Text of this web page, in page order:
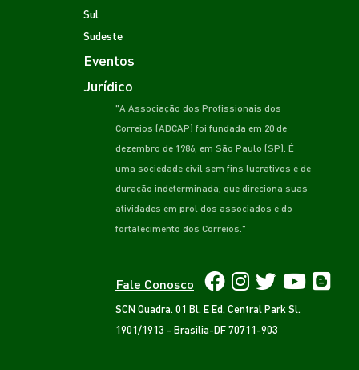
Sul
Sudeste
Eventos
Jurídico
"A Associação dos Profissionais dos
Correios (ADCAP) foi fundada em 20 de
dezembro de 1986, em São Paulo (SP). É
uma sociedade civil sem fins lucrativos e de
duração indeterminada, que direciona suas
atividades em prol dos associados e do
fortalecimento dos Correios."
Fale Conosco
SCN Quadra. 01 Bl. E Ed. Central Park Sl.
1901/1913 - Brasilia-DF 70711-903